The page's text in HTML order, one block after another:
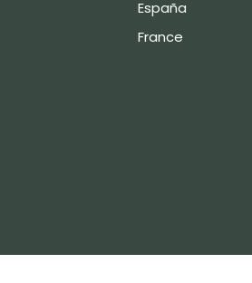
España
France